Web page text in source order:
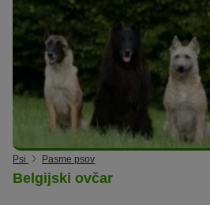
Psi Pasme psov
Belgijski ovčar